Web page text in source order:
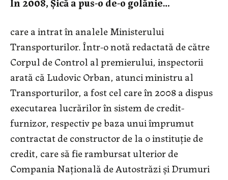
care a intrat în analele Ministerului
Transporturilor. Într-o notă redactată de către
Corpul de Control al premierului, inspectorii
arată că Ludovic Orban, atunci ministru al
Transporturilor, a fost cel care în 2008 a dispus
executarea lucrărilor în sistem de credit-
furnizor, respectiv pe baza unui împrumut
contractat de constructor de la o instituție de
credit, care să fie rambursat ulterior de
Compania Națională de Autostrăzi şi Drumuri